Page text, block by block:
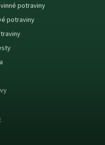
potraviny
potraviny